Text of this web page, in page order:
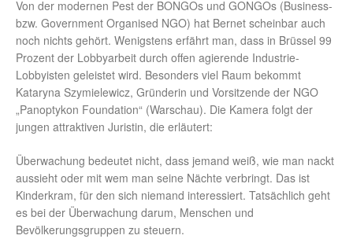
Von der modernen Pest der BONGOs und GONGOs (Business-
bzw. Government Organised NGO) hat Bernet scheinbar auch
noch nichts gehört. Wenigstens erfährt man, dass in Brüssel 99
Prozent der Lobbyarbeit durch offen agierende Industrie-
Lobbyisten geleistet wird. Besonders viel Raum bekommt
Kataryna Szymielewicz, Gründerin und Vorsitzende der NGO
„Panoptykon Foundation“ (Warschau). Die Kamera folgt der
jungen attraktiven Juristin, die erläutert:
Überwachung bedeutet nicht, dass jemand weiß, wie man nackt
aussieht oder mit wem man seine Nächte verbringt. Das ist
Kinderkram, für den sich niemand interessiert. Tatsächlich geht
es bei der Überwachung darum, Menschen und
Bevölkerungsgruppen zu steuern.